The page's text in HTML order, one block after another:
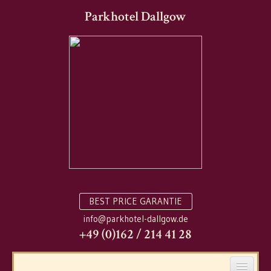
Parkhotel Dallgow
BEST PRICE GARANTIE
info@parkhotel-dallgow.de
+49 (0)162 / 214 41 28